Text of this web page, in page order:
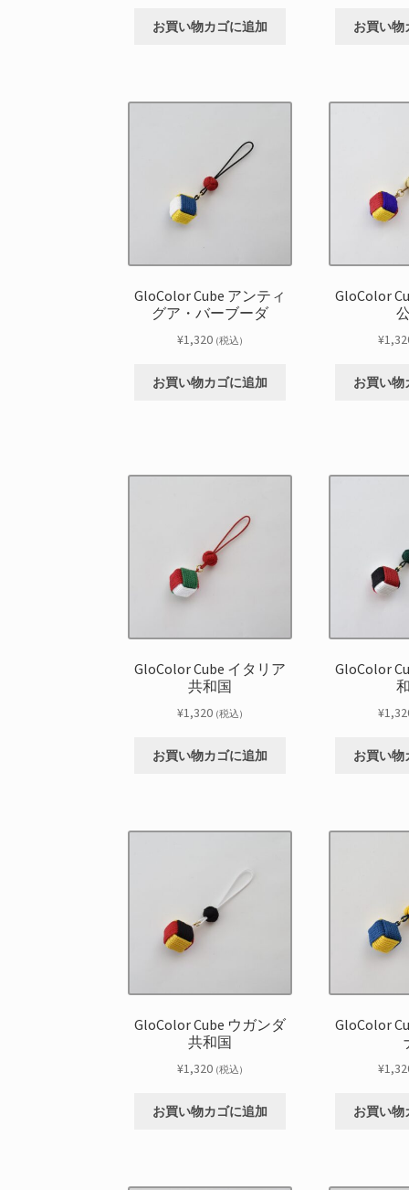
お買い物カゴに追加 お買い物
GloColor Cube アンティ
グア・バーブーダ
¥1,320 (税込)
お買い物カゴに追加
GloColor
¥
お買い物
GloColor Cube イタリア
共和国
¥1,320 (税込)
お買い物カゴに追加
GloColor
¥
お買い物
GloColor Cube ウガンダ
共和国
¥1,320 (税込)
お買い物カゴに追加
GloColor
¥
お買い物